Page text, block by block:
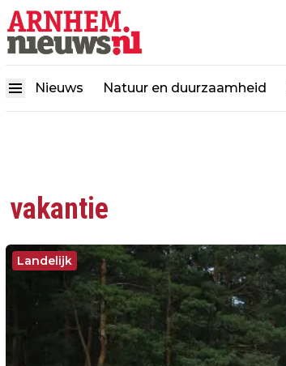
Nieuws Natuur en duurzaamheid
vakantie
Landelijk